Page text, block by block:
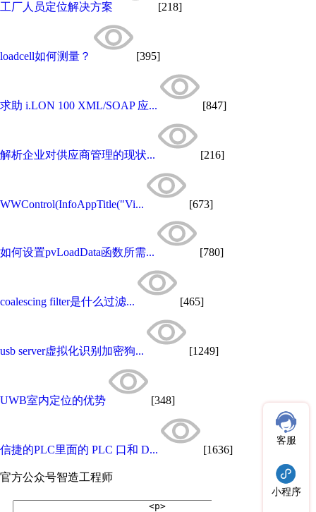
工厂人员定位解决方案 [218]
loadcell如何测量？ [395]
求助 i.LON 100 XML/SOAP 应... [847]
解析企业对供应商管理的现状... [216]
WWControl(InfoAppTitle("Vi... [673]
如何设置pvLoadData函数所需... [780]
coalescing filter是什么过滤... [465]
usb server虚拟化识别加密狗... [1249]
UWB室内定位的优势 [348]
信捷的PLC里面的 PLC 口和 D... [1636]
官方公众号智造工程师
客服
小程序